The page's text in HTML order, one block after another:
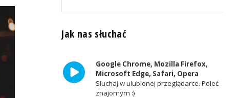
Jak nas słuchać
Google Chrome, Mozilla Firefox,
Microsoft Edge, Safari, Opera
Słuchaj w ulubionej przeglądarce. Poleć
znajomym :)